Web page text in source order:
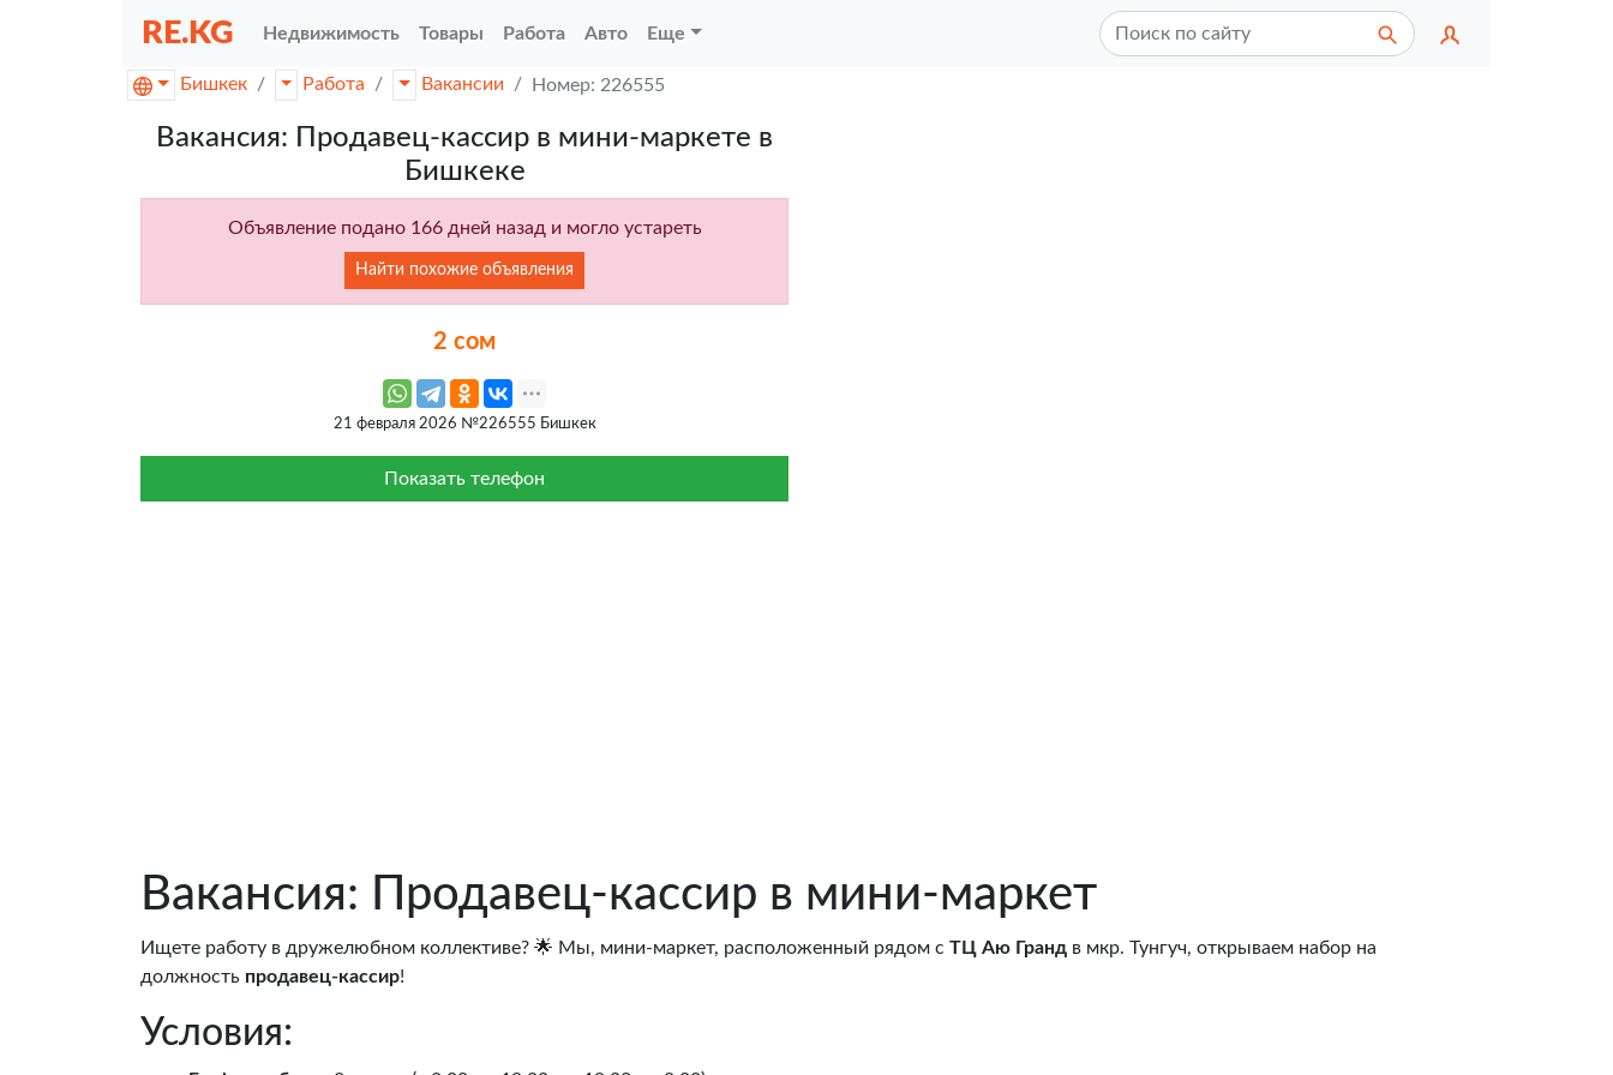
RE.KG Недвижимость Товары Работа Авто Еще
Бишкек Работа Вакансии Номер: 226555
Вакансия: Продавец-кассир в мини-маркете в
Бишкеке
Объявление подано 166 дней назад и могло устареть
Найти похожие объявления
2 сом
21 февраля 2026 №226555 Бишкек
Показать телефон
Вакансия: Продавец-кассир в мини-маркет
Ищете работу в дружелюбном коллективе? 🌟 Мы, мини-маркет, расположенный рядом с ТЦ Аю Гранд в мкр. Тунгуч, открываем набор на
должность продавец-кассир!
Условия: